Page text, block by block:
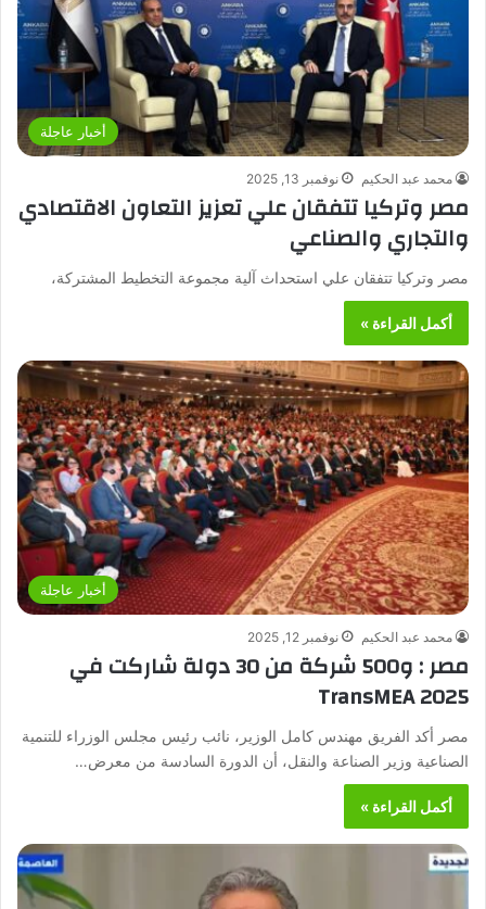
أخبار عاجلة
محمد عبد الحكيم نوفمبر 13, 2025
مصر وتركيا تتفقان علي تعزيز التعاون الاقتصادي
والتجاري والصناعي
مصر وتركيا تتفقان علي استحداث آلية مجموعة التخطيط المشتركة،
أكمل القراءة »
أخبار عاجلة
محمد عبد الحكيم نوفمبر 12, 2025
مصر : و500 شركة من 30 دولة شاركت في
TransMEA 2025
مصر أكد الفريق مهندس كامل الوزير، نائب رئيس مجلس الوزراء للتنمية
الصناعية وزير الصناعة والنقل، أن الدورة السادسة من معرض…
أكمل القراءة »